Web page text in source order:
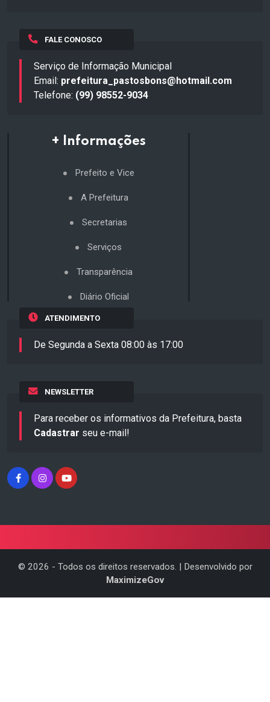
FALE CONOSCO
Serviço de Informação Municipal
Email: prefeitura_pastosbons@hotmail.com
Telefone: (99) 98552-9034
+ Informações
Prefeito e Vice
A Prefeitura
Secretarias
Serviços
Transparência
Diário Oficial
ATENDIMENTO
De Segunda a Sexta 08:00 às 17:00
NEWSLETTER
Para receber os informativos da Prefeitura, basta
Cadastrar seu e-mail!
© 2026 - Todos os direitos reservados. | Desenvolvido por
MaximizeGov